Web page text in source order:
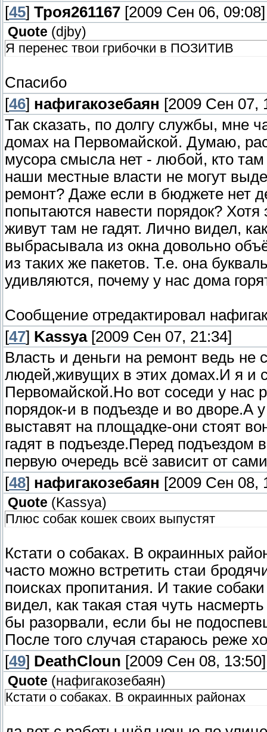
[45] Троя261167 [2009 Сен 06, 09:08]
Quote (djby)
Я перенес твои грибочки в ПОЗИТИВ
Спасибо
[46] нафигакозебаян [2009 Сен 07,
Так сказать, по долгу службы, мне
домах на Первомайской. Думаю,
мусора смысла нет - любой, кто
наши местные власти не могут
ремонт? Даже если в бюджете нет
попытаются навести порядок? Хотя
живут там не гадят. Лично видел,
выбрасывала из окна довольно
из таких же пакетов. Т.е. она
удивляются, почему у нас дома
Сообщение отредактировал
[47] Kassya[2009 Сен 07, 21:34]
Власть и деньги на ремонт ведь не
людей,живущих в этих домах.И я и
Первомайской.Но вот соседи у нас
порядок-и в подъезде и во дворе.А
выставят на площадке-они стоят
гадят в подъезде.Перед подъездом
первую очередь всё зависит от
[48] нафигакозебаян [2009 Сен 08,
Quote ( Kassya)
Плюс собак кошек своих выпустят
Кстати о собаках. В окраинных
часто можно встретить стаи
поисках пропитания. И такие
видел, как такая стая чуть
бы разорвали, если бы не
После того случая стараюсь реже
[49] DeathCloun [2009 Сен 08, 13:50]
Quote (нафигакозебаян)
Кстати о собаках. В окраинных районах